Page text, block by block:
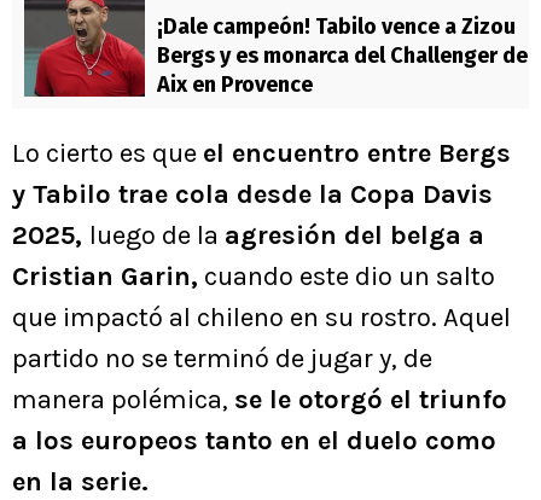
¡Dale campeón! Tabilo vence a Zizou
Bergs y es monarca del Challenger de
Aix en Provence
Lo cierto es que el encuentro entre Bergs
y Tabilo trae cola desde la Copa Davis
2025, luego de la agresión del belga a
Cristian Garin, cuando este dio un salto
que impactó al chileno en su rostro. Aquel
partido no se terminó de jugar y, de
manera polémica, se le otorgó el triunfo
a los europeos tanto en el duelo como
en la serie.